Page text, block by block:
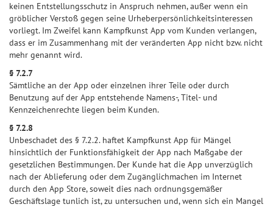
keinen Entstellungsschutz in Anspruch nehmen, außer wenn ein
gröblicher Verstoß gegen seine Urheberpersönlichkeitsinteressen
vorliegt. Im Zweifel kann Kampfkunst App vom Kunden verlangen,
dass er im Zusammenhang mit der veränderten App nicht bzw. nicht
mehr genannt wird.
§ 7.2.7
Sämtliche an der App oder einzelnen ihrer Teile oder durch
Benutzung auf der App entstehende Namens-, Titel- und
Kennzeichenrechte liegen beim Kunden.
§ 7.2.8
Unbeschadet des § 7.2.2. haftet Kampfkunst App für Mängel
hinsichtlich der Funktionsfähigkeit der App nach Maßgabe der
gesetzlichen Bestimmungen. Der Kunde hat die App unverzüglich
nach der Ablieferung oder dem Zugänglichmachen im Internet
durch den App Store, soweit dies nach ordnungsgemäßer
Geschäftslage tunlich ist, zu untersuchen und, wenn sich ein Mangel